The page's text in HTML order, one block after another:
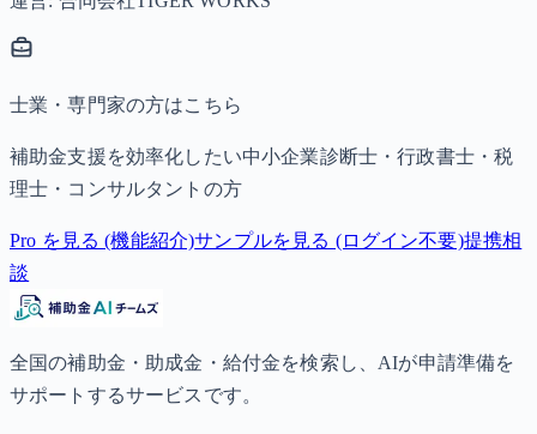
士業・専門家の方はこちら
補助金支援を効率化したい中小企業診断士・行政書士・税
理士・コンサルタントの方
Pro を見る (機能紹介)サンプルを見る (ログイン不要)提携相
談
全国の補助金・助成金・給付金を検索し、AIが申請準備を
サポートするサービスです。